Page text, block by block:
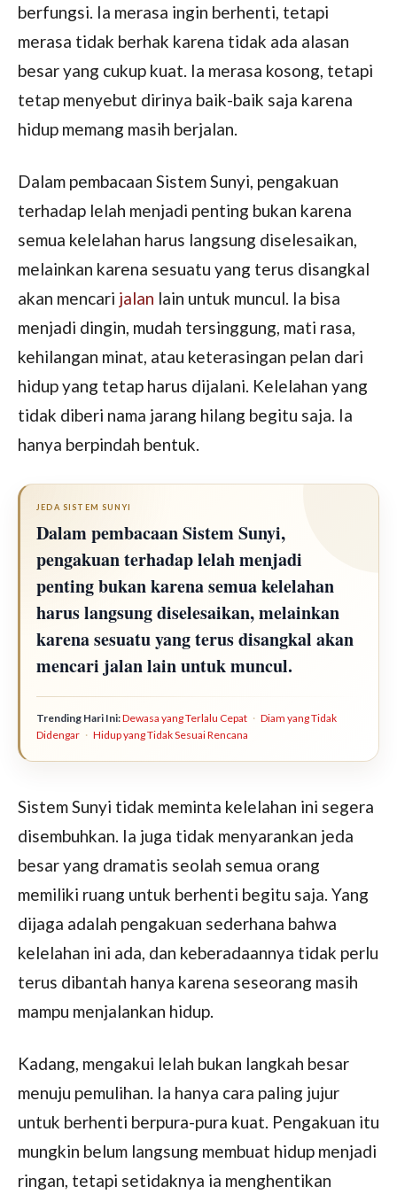
berfungsi. Ia merasa ingin berhenti, tetapi
merasa tidak berhak karena tidak ada alasan
besar yang cukup kuat. Ia merasa kosong, tetapi
tetap menyebut dirinya baik-baik saja karena
hidup memang masih berjalan.
Dalam pembacaan Sistem Sunyi, pengakuan
terhadap lelah menjadi penting bukan karena
semua kelelahan harus langsung diselesaikan,
melainkan karena sesuatu yang terus disangkal
akan mencari jalan lain untuk muncul. Ia bisa
menjadi dingin, mudah tersinggung, mati rasa,
kehilangan minat, atau keterasingan pelan dari
hidup yang tetap harus dijalani. Kelelahan yang
tidak diberi nama jarang hilang begitu saja. Ia
hanya berpindah bentuk.
JEDA SISTEM SUNYI
Dalam pembacaan Sistem Sunyi,
pengakuan terhadap lelah menjadi
penting bukan karena semua kelelahan
harus langsung diselesaikan, melainkan
karena sesuatu yang terus disangkal akan
mencari jalan lain untuk muncul.
Trending Hari Ini:Dewasa yang Terlalu Cepat · Diam yang Tidak
Didengar · Hidup yang Tidak Sesuai Rencana
Sistem Sunyi tidak meminta kelelahan ini segera
disembuhkan. Ia juga tidak menyarankan jeda
besar yang dramatis seolah semua orang
memiliki ruang untuk berhenti begitu saja. Yang
dijaga adalah pengakuan sederhana bahwa
kelelahan ini ada, dan keberadaannya tidak perlu
terus dibantah hanya karena seseorang masih
mampu menjalankan hidup.
Kadang, mengakui lelah bukan langkah besar
menuju pemulihan. Ia hanya cara paling jujur
untuk berhenti berpura-pura kuat. Pengakuan itu
mungkin belum langsung membuat hidup menjadi
ringan, tetapi setidaknya ia menghentikan